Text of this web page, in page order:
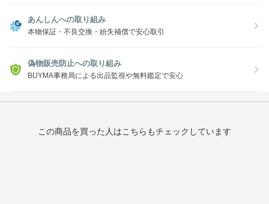
あんしんへの取り組み
本物保証・不良交換・紛失補償で安心取引
偽物販売防止への取り組み
BUYMA事務局による出品監視や無料鑑定で安心
この商品を買った人はこちらもチェックしています